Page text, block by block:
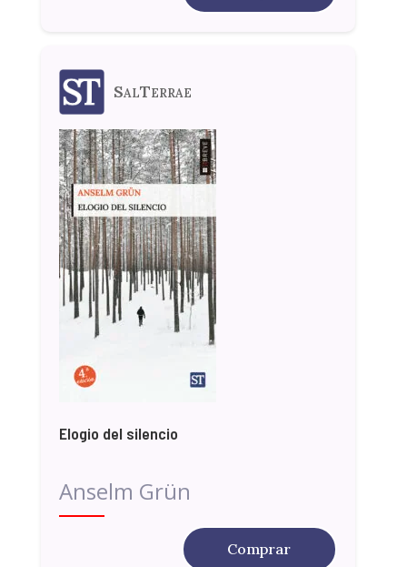
SalTerrae
Elogio del silencio
Anselm Grün
Comprar